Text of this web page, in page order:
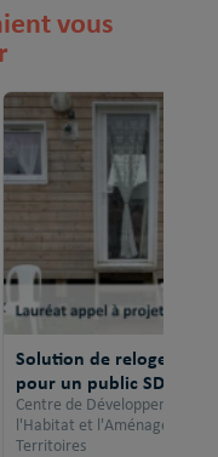
vous
Solution de relogement
pour un public SDF
Centre de Développement
l'Habitat et l'Aménagement
Territoires